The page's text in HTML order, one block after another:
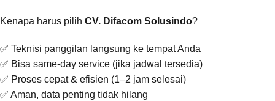
Kenapa harus pilih CV. Difacom Solusindo?
✅ Teknisi panggilan langsung ke tempat Anda
✅ Bisa same-day service (jika jadwal tersedia)
✅ Proses cepat & efisien (1–2 jam selesai)
✅ Aman, data penting tidak hilang